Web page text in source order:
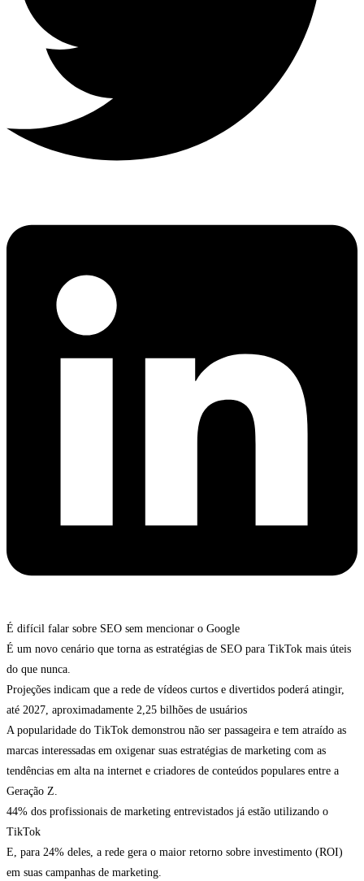
É difícil falar sobre SEO sem mencionar o Google
É um novo cenário que torna as estratégias de SEO para TikTok mais úteis
do que nunca.
Projeções indicam que a rede de vídeos curtos e divertidos poderá atingir,
até 2027, aproximadamente 2,25 bilhões de usuários
A popularidade do TikTok demonstrou não ser passageira e tem atraído as
marcas interessadas em oxigenar suas estratégias de marketing com as
tendências em alta na internet e criadores de conteúdos populares entre a
Geração Z.
44% dos profissionais de marketing entrevistados já estão utilizando o
TikTok
E, para 24% deles, a rede gera o maior retorno sobre investimento (ROI)
em suas campanhas de marketing.